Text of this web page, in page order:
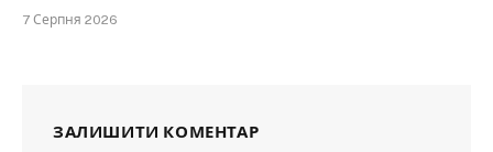
7 Серпня 2026
ЗАЛИШИТИ КОМЕНТАР